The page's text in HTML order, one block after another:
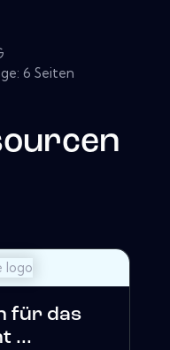
6 Seiten
für das
...